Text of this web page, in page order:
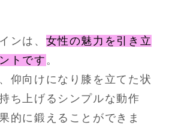
ンは、 女性の魅力を引き立
トです 。
仰向けになり膝を立てた状
ち上げるシンプルな動作
的に鍛えることができま